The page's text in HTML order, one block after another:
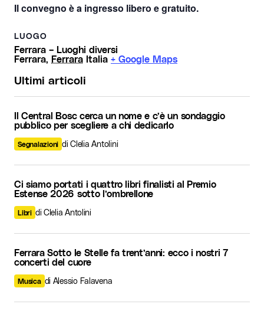
Il convegno è a ingresso libero e gratuito.
LUOGO
Ferrara – Luoghi diversi
Ferrara Ferrara Italia + Google Maps
Ultimi articoli
Il Central Bosc cerca un nome e c’è un sondaggio
pubblico per scegliere a chi dedicarlo
Segnalazioni di Clelia Antolini
Ci siamo portati i quattro libri finalisti al Premio
Estense 2026 sotto l’ombrellone
Libri di Clelia Antolini
Ferrara Sotto le Stelle fa trent’anni: ecco i nostri 7
concerti del cuore
Musica di Alessio Falavena